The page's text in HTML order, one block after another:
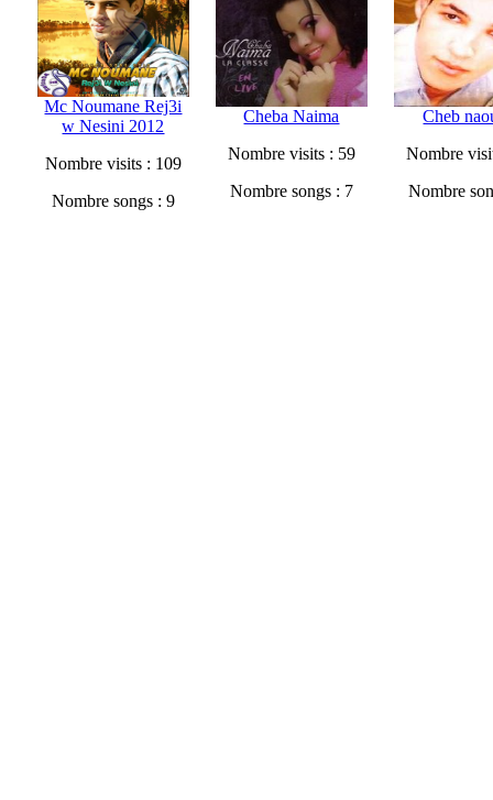
Mc Noumane Rej3i
w Nesini 2012
Nombre visits : 109
Nombre songs : 9
Cheba Naima
Nombre visits : 59
Nombre songs : 7
Cheb
Nombre
Nombre